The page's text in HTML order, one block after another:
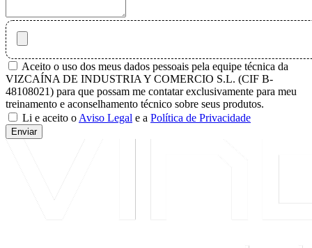
Aceito o uso dos meus dados pessoais pela equipe técnica da
VIZCAÍNA DE INDUSTRIA Y COMERCIO S.L. (CIF B-
48108021) para que possam me contatar exclusivamente para meu
treinamento e aconselhamento técnico sobre seus produtos.
Li e aceito o Aviso Legal e a Política de Privacidade
Enviar